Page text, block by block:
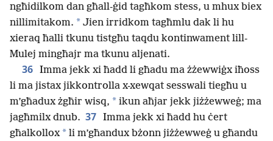
ngħidilkom dan għall-ġid tagħkom stess, u mhux biex
nillimitakom. * Jien irridkom tagħmlu dak li hu
xieraq ħalli tkunu tistgħu taqdu kontinwament lill-
Mulej mingħajr ma tkunu aljenati.
36 Imma jekk xi ħadd li għadu ma żżewwiġx iħoss
li ma jistax jikkontrolla x-xewqat sesswali tiegħu u
m’għadux żgħir wisq, * ikun aħjar jekk jiżżewweġ; ma
jagħmilx dnub. 37 Imma jekk xi ħadd hu ċert
għalkollox * li m’għandux bżonn jiżżewweġ u għandu